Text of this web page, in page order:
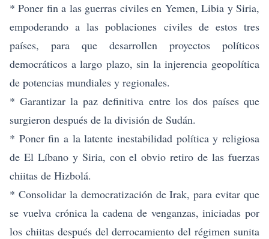
* Poner fin a las guerras civiles en Yemen, Libia y Siria,
empoderando a las poblaciones civiles de estos tres
países, para que desarrollen proyectos políticos
democráticos a largo plazo, sin la injerencia geopolítica
de potencias mundiales y regionales.
* Garantizar la paz definitiva entre los dos países que
surgieron después de la división de Sudán.
* Poner fin a la latente inestabilidad política y religiosa
de El Líbano y Siria, con el obvio retiro de las fuerzas
chiitas de Hizbolá.
* Consolidar la democratización de Irak, para evitar que
se vuelva crónica la cadena de venganzas, iniciadas por
los chiitas después del derrocamiento del régimen sunita